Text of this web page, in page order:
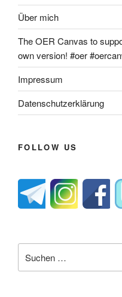
Über mich
The OER Canvas to
own version! #oer
Impressum
Datenschutzerklärung
FOLLOW US
nach: